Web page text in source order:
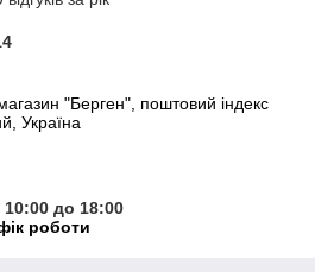
"Берген", поштовий індекс
Україна
до 18:00
роботи